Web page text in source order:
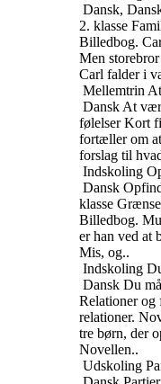
Dansk,
2. klasse
Billedbog.
Men
Carl falder i
Mellemtrin
Dansk At
følelser Kort
fortæller om
forslag til
Indskoling
Dansk
klasse
Billedbog.
er han ved at
Mis, og..
Indskoling
Dansk Du
Relationer og
relationer.
tre børn, der
Novellen..
Udskoling